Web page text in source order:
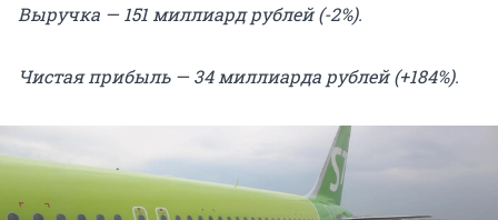
Выручка — 151 миллиард рублей (-2%).
Чистая прибыль — 34 миллиарда рублей (+184%).